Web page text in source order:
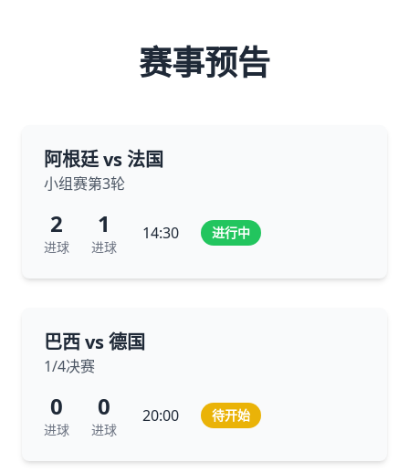
赛事预告
阿根廷 vs 法国
小组赛第3轮
2
进球
1
进球
14:30 进行中
巴西 vs 德国
1/4决赛
0
进球
0
进球
20:00 待开始